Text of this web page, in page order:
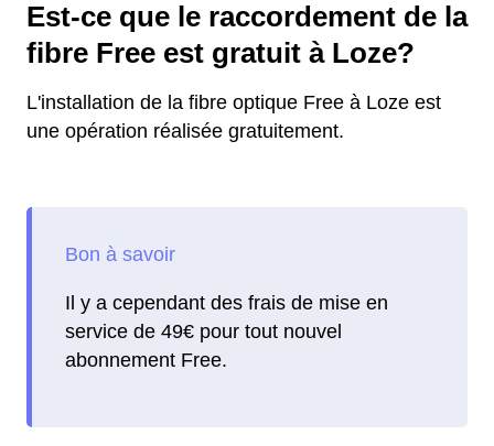
Est-ce que le raccordement de la
fibre Free est gratuit à Loze?
L'installation de la fibre optique Free à Loze est
une opération réalisée gratuitement.
Il y a cependant des frais de mise en
service de 49€ pour tout nouvel
abonnement Free.